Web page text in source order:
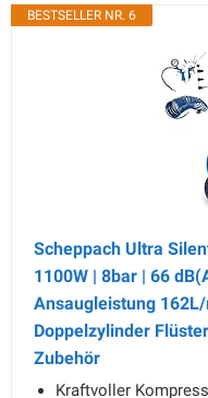
BESTSELLER NR. 6
Scheppach Ultra
1100W | 8bar | 66
Ansaugleistung
Doppelzylinder
Zubehör
Kraftvoller